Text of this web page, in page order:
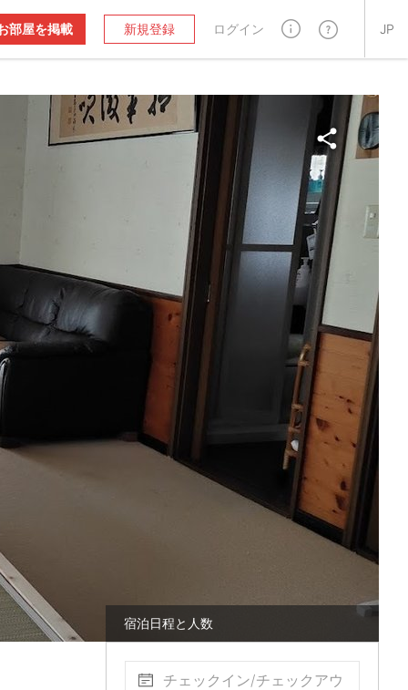
部屋を掲載 新規登録 ログイン JP
宿泊日程と人数
チェックイン/チェックアウ